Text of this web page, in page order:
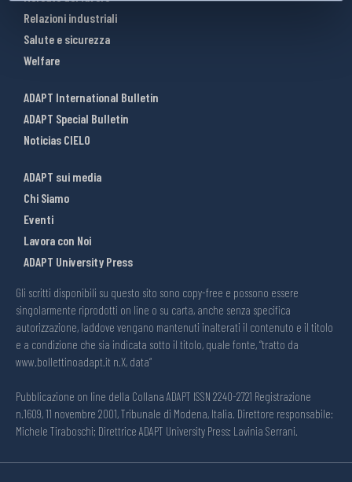
Relazioni industriali
Salute e sicurezza
Welfare
ADAPT International Bulletin
ADAPT Special Bulletin
Noticias CIELO
ADAPT sui media
Chi Siamo
Eventi
Lavora con Noi
ADAPT University Press
Gli scritti disponibili su questo sito sono copy-free e possono essere
singolarmente riprodotti on line o su carta, anche senza specifica
autorizzazione, laddove vengano mantenuti inalterati il contenuto e il titolo
e a condizione che sia indicata sotto il titolo, quale fonte, “tratto da
www.bollettinoadapt.it n.X, data“
Pubblicazione on line della Collana ADAPT ISSN 2240-2721 Registrazione
n.1609, 11 novembre 2001, Tribunale di Modena, Italia. Direttore responsabile:
Michele Tiraboschi; Direttrice ADAPT University Press: Lavinia Serrani.